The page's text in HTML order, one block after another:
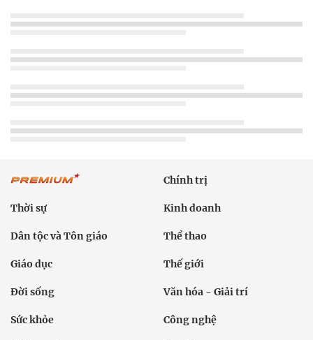
Chính trị
Thời sự Kinh doanh
Dân tộc và Tôn giáo Thể thao
Giáo dục Thế giới
Đời sống Văn hóa - Giải trí
Sức khỏe Công nghệ